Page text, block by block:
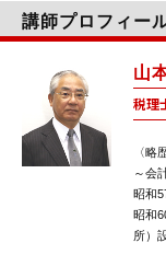
講師プロフィー
山
税理
〈略
～会
昭和
昭和
所）
代